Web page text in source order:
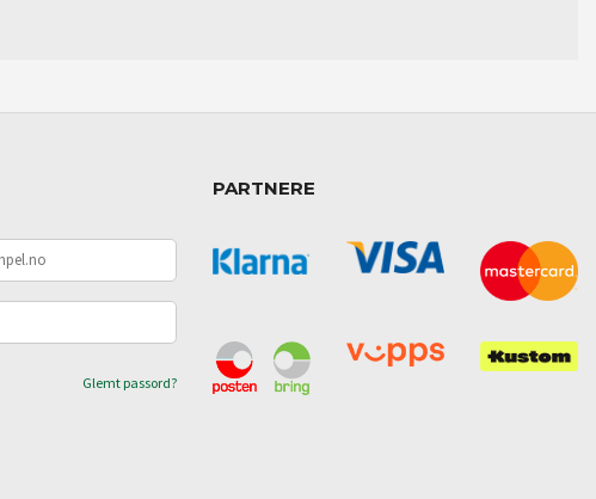
Glemt passord?
PARTNERE